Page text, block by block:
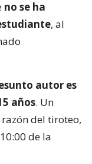
no se ha
, al
autor es
años. Un
razón del tiroteo,
de la